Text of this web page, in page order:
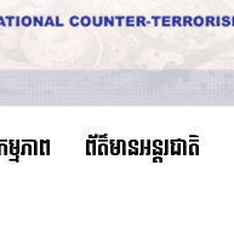
មភាព ព័ត៌មានអន្តរជាតិ